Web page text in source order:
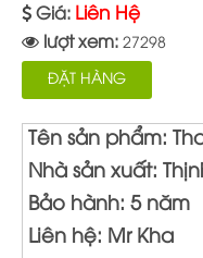
Giá: Liên Hệ
lượt xem: 27298
ĐẶT HÀNG
Tên sản phẩm:
Nhà sản xuất:
Bảo hành: 5 năm
Liên hệ: Mr Kha